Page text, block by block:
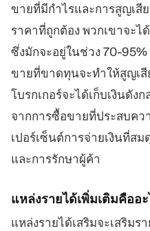
ขายที่มีกำไรและการสูญเสี
ราคาที่ถูกต้อง พวกเขาจะไ
ซึ่งมักจะอยู่ในช่วง 70-
ขายที่ขาดทุนจะทำให้สูญเ
โบรกเกอร์จะได้เก็บเงินดัง
จากการซื้อขายที่ประสบคว
เปอร์เซ็นต์การจ่ายเงินที่ส
และการรักษาผู้ค้า
แหล่งรายได้เพิ่มเติมคืออ
แหล่งรายได้เสริมจะเสริม